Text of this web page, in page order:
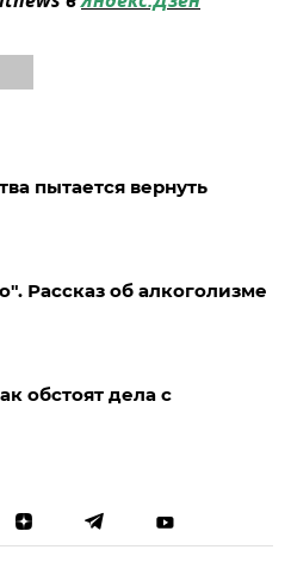
пытается вернуть
Рассказ об алкоголизме
обстоят дела с